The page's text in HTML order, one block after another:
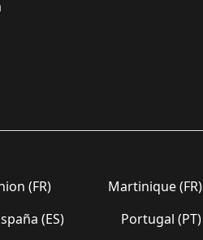
(FR) Martinique (FR)
(ES) Portugal (PT)